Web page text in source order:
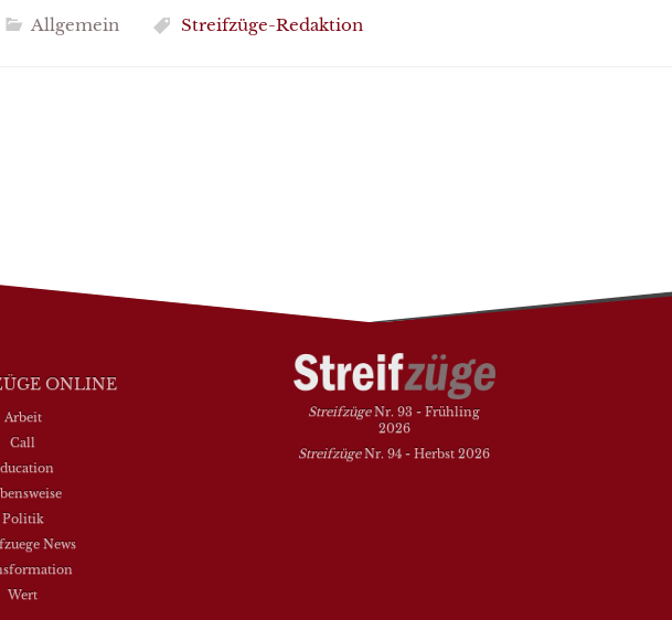
Allgemein Streifzüge-Redaktion
ONLINE
Arbeit
Call
Politik
News
Wert
StreifzügeNr. 93 - Frühling
2026
StreifzügeNr. 94 - Herbst 2026